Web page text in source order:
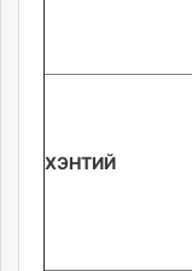
ХЭНТИЙ